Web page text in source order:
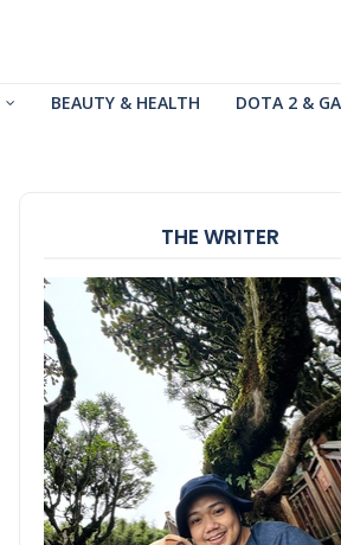
BEAUTY & HEALTH DOTA 2 &
THE WRITER